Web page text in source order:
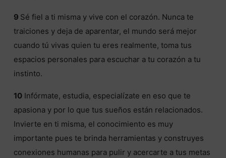
9 Sé fiel a ti misma y vive con el corazón. Nunca te
traiciones y deja de aparentar, el mundo será mejor
cuando tú vivas quien tu eres realmente, toma tus
espacios personales para escuchar a tu corazón a tu
instinto.
10Infórmate, estudia, especialízate en eso que te
apasiona y por lo que tus sueños están relacionados.
Invierte en ti misma, el conocimiento es muy
importante pues te brinda herramientas y construyes
conexiones humanas para pulir y acercarte a tus metas